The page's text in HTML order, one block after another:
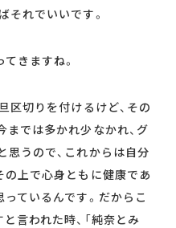
それでいいです。
てきますね。
区切りを付けるけど、その
までは多かれ少なかれ、グ
思うので、これからは自分
の上で心身ともに健康であ
ているんです。だからこ
言われた時、「純奈とみ